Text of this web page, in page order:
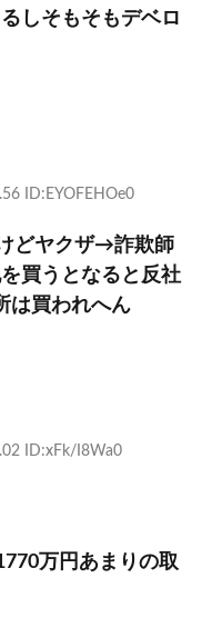
しそもそもデベロ
ID:EYOFEHOe0
どヤクザ→詐欺師
買うとなると反社
は買われへん
ID:xFk/I8Wa0
万円あまりの取